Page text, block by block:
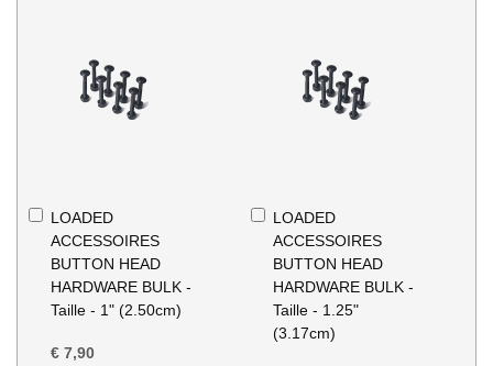
LOADED
ACCESSOIRES
BUTTON HEAD
HARDWARE BULK -
Taille - 1" (2.50cm)
€ 7,90
In
Winkelwagen
LOADED
ACCESSOIRES
BUTTON HEAD
HARDWARE BULK -
Taille - 1.25"
(3.17cm)
In
Winkelwagen